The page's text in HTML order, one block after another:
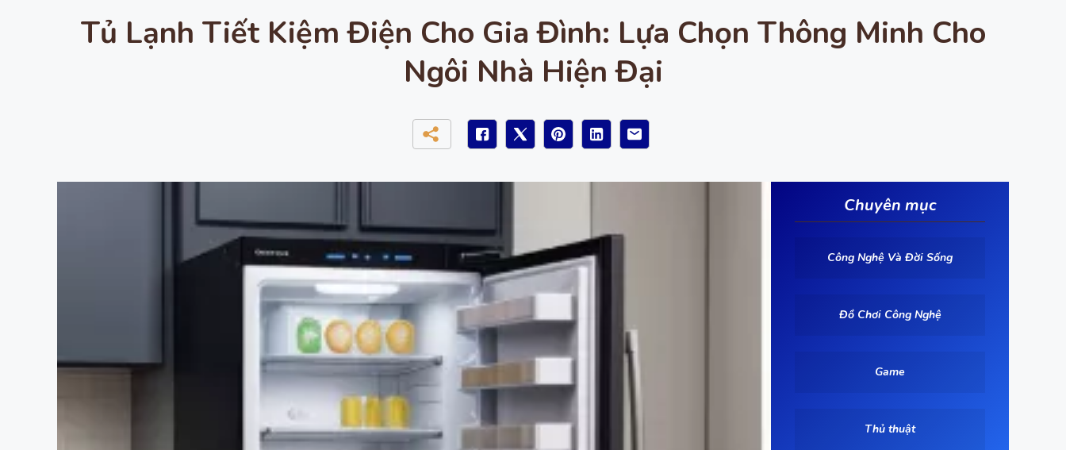
Tủ Lạnh Tiết Kiệm Điện Cho Gia Đình: Lựa Chọn Thông Minh Cho
Ngôi Nhà Hiện Đại
Chuyên mục
Công Nghệ Và Đời Sống
Đồ Chơi Công Nghệ
Game
Thủ thuật